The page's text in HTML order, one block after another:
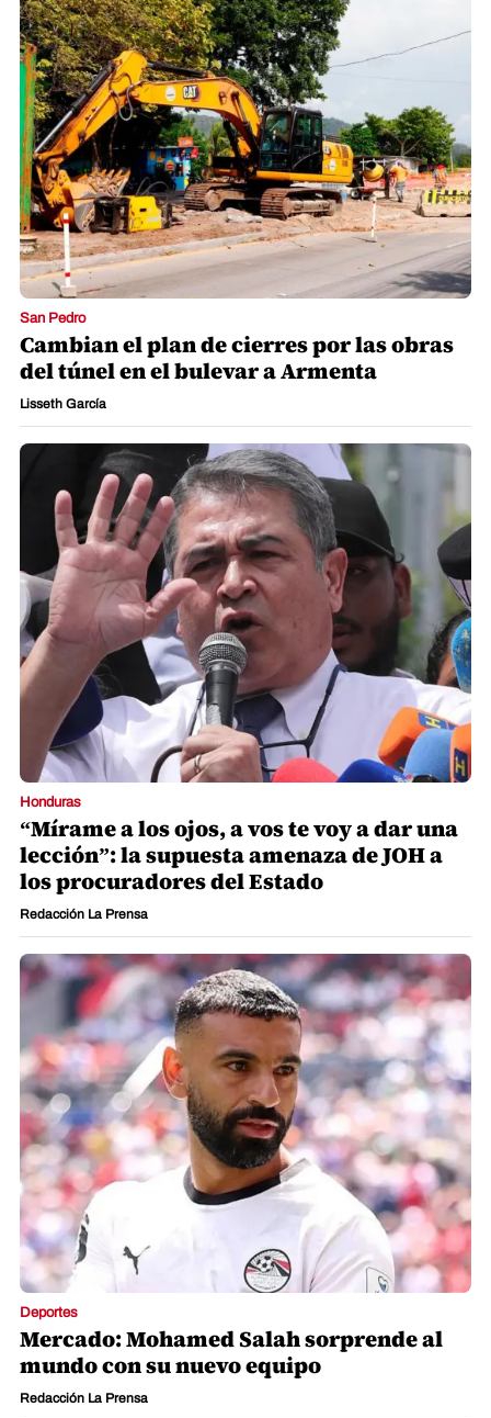
San Pedro
Cambian el plan de cierres por las obras
del túnel en el bulevar a Armenta
Lisseth García
Honduras
“Mírame a los ojos, a vos te voy a dar una
lección”: la supuesta amenaza de JOH a
los procuradores del Estado
Redacción La Prensa
Deportes
Mercado: Mohamed Salah sorprende al
mundo con su nuevo equipo
Redacción La Prensa